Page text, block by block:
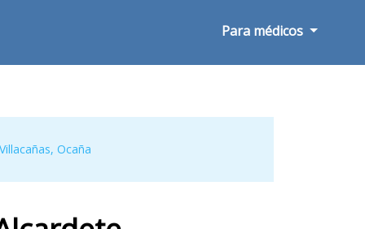
Para médicos
Villacañas,Ocaña